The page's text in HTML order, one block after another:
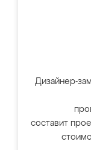
Дизайнер-
составит